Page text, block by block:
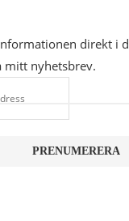
direkt i
mitt nyhetsbrev.